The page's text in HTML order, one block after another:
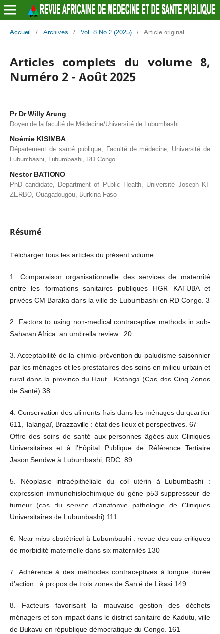
Accueil / Archives / Vol. 8 No 2 (2025) / Article original
Articles complets du volume 8,
Numéro 2 - Août 2025
Pr Dr Willy Arung
Doyen de la faculté de Médecine/Université de Lubumbashi
Noémie KISIMBA
Département de santé publique, Faculté de médecine, Université de
Lubumbashi, Lubumbashi, RD Congo
Nestor BATIONO
PhD candidate, Department of Public Health, Université Joseph KI-
ZERBO, Ouagadougou, Burkina Faso
Résumé
Télcharger tous les articles du présent volume.
1. Comparaison organisationnelle des services de maternité
entre les formations sanitaires publiques HGR KATUBA et
privées CM Baraka dans la ville de Lubumbashi en RD Congo. 3
2. Factors to using non-medical contraceptive methods in sub-
Saharan Africa: an umbrella review.. 20
3. Acceptabilité de la chimio-prévention du paludisme saisonnier
par les ménages et les prestataires des soins en milieu urbain et
rural dans la province du Haut - Katanga (Cas des Cinq Zones
de Santé) 38
4. Conservation des aliments frais dans les ménages du quartier
611, Talangaï, Brazzaville : état des lieux et perspectives. 67
Offre des soins de santé aux personnes âgées aux Cliniques
Universitaires et à l’Hôpital Publique de Référence Tertiaire
Jason Sendwe à Lubumbashi, RDC. 89
5. Néoplasie intraépithéliale du col utérin à Lubumbashi :
expression immunohistochimique du gène p53 suppresseur de
tumeur (cas du service d’anatomie pathologie de Cliniques
Universitaires de Lubumbashi) 111
6. Near miss obstétrical à Lubumbashi : revue des cas critiques
de morbidité maternelle dans six maternités 130
7. Adhérence à des méthodes contraceptives à longue durée
d’action : à propos de trois zones de Santé de Likasi 149
8. Facteurs favorisant la mauvaise gestion des déchets
ménagers et son impact dans le district sanitaire de Kadutu, ville
de Bukavu en république démocratique du Congo. 161